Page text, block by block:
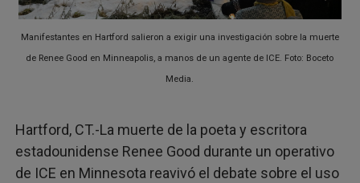
¡8 años en espera! Líderes religiosos de CT
BAD BUNNY CONVIERTE EL MEDIO TIEMPO DEL
MANCHESTER: NIÑA DE 3 AÑOS MUERE TRAS SER
CT ANUNCIA TARJETA DE $300 PARA HOGARES
Manifestantes en Hartford salieron a exigir una investigación sobre la muerte
de Renee Good en Minneapolis, a manos de un agente de ICE. Foto: Boceto
Media.
Hartford, CT.-La muerte de la poeta y escritora
estadounidense Renee Good durante un operativo
de ICE en Minnesota reavivó el debate sobre el uso